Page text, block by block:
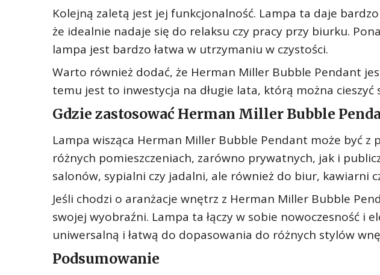
Kolejną zaletą jest jej funkcjonalność. Lampa ta daje
że idealnie nadaje się do relaksu czy pracy przy biurku.
lampa jest bardzo łatwa w utrzymaniu w czystości.
Warto również dodać, że Herman Miller Bubble Pendant
temu jest to inwestycja na długie lata, którą można cieszyć
Gdzie zastosować Herman Miller Bubble
Lampa wisząca Herman Miller Bubble Pendant może być
różnych pomieszczeniach, zarówno prywatnych, jak i
salonów, sypialni czy jadalni, ale również do biur, kawiarni
Jeśli chodzi o aranżacje wnętrz z Herman Miller Bubble
swojej wyobraźni. Lampa ta łączy w sobie nowoczesność i
uniwersalną i łatwą do dopasowania do różnych stylów
Podsumowanie